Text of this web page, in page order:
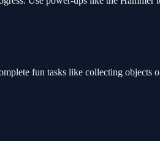
fun tasks like collecting objects